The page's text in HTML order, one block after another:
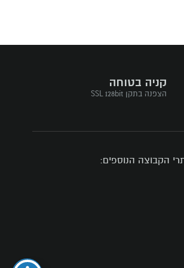
קניה בטוחה
הצפנה בתקן SSL 128bit
הקבוצה הנוספים: